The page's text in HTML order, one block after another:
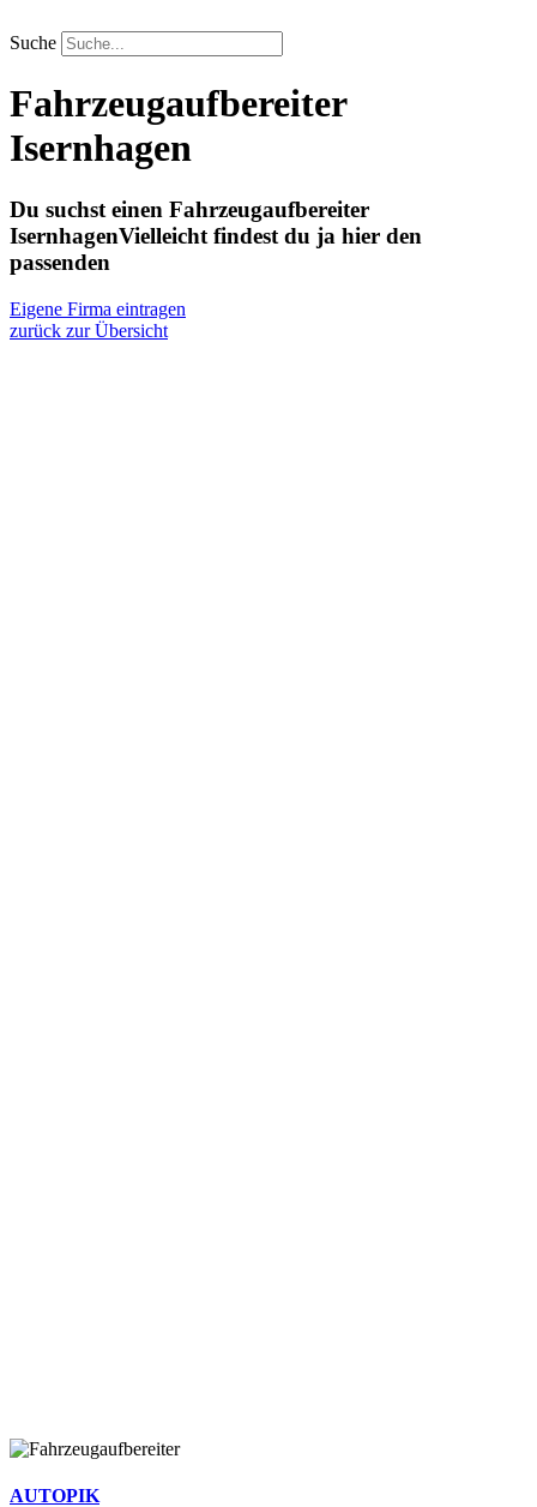
Inhalt
springen
Suche
Fahrzeugaufbereiter
Isernhagen
Du suchst einen Fahrzeugaufbereiter
IsernhagenVielleicht findest du ja hier den
passenden
Eigene Firma eintragen
zurück zur Übersicht
AUTOPIK